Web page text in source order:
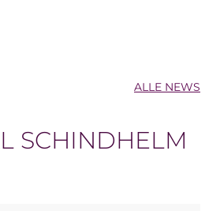
SCHINDHELM
ALLE NEWS